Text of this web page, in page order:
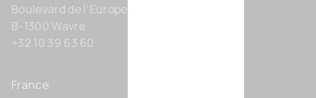
Boulevard de l’Europe 131-D21
B-1300 Wavre
+32 10 39 63 60
France